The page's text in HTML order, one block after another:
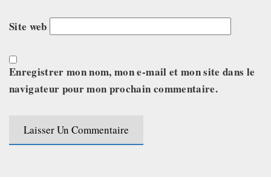
Site web
Enregistrer mon nom, mon e-mail et mon site dans le
navigateur pour mon prochain commentaire.